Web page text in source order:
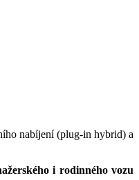
nabíjení (plug-in hybrid) a
i rodinného vozu